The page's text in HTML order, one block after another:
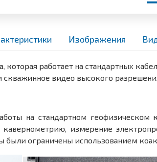
Изображения
работает на стандартных
видео высокого
на стандартном
измерение
ограничены использованием